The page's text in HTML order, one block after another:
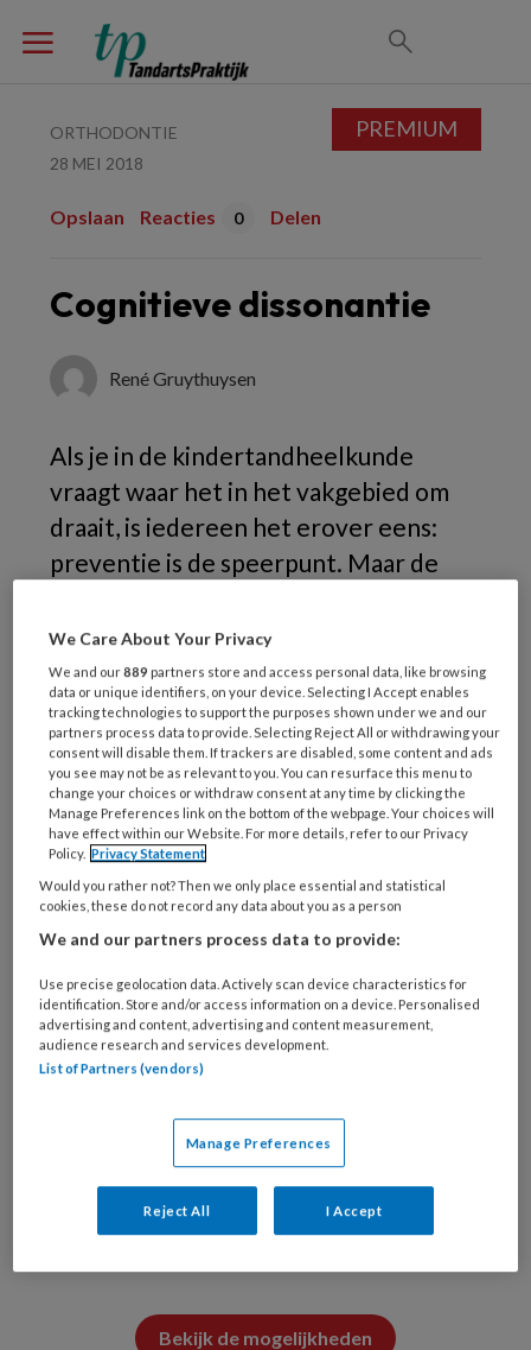
ORTHODONTIE
28 MEI 2018
Opslaan Reacties 0 Delen
Cognitieve dissonantie
René Gruythuysen
Als je in de kindertandheelkunde
vraagt waar het in het vakgebied om
draait, is iedereen het erover eens:
preventie is de speerpunt. Maar de
volgens Vektis in 2014 4891 keer de
prestatiecode A20 (algehele
anesthesie) gedeclareerd voor
kinderen tussen de 0 en 18 jaar. In dat
jaar waren de kosten per prestatie
voor A20 bij kinderen gemiddeld € 688
(exclusief de kosten voor de
mondzorg!). Dat komt neer op een
gemiddelde behandelduur van meer
dan anderhalf uur. Je vraagt je af hoe
dat kan als preventie het hoofddoel is.
Er zijn immers mogelijkheden te over
om narcosebehandeling te vermijden,
Bekijk de mogelijkheden
PREMIUM
We Care About Your Privacy
We and our889 partners store and access personal data, like browsing
data or unique identifiers, on your device. Selecting I Accept enables
tracking technologies to support the purposes shown under we and our
partners process data to provide. Selecting Reject All or withdrawing your
consent will disable them. If trackers are disabled, some content and ads
you see may not be as relevant to you. You can resurface this menu to
change your choices or withdraw consent at any time by clicking the
Manage Preferences link on the bottom of the webpage. Your choices will
have effect within our Website. For more details, refer to our Privacy
Policy. Privacy Statement
Would you rather not? Then we only place essential and statistical
cookies, these do not record any data about you as a person
We and our partners process data to provide:
Use precise geolocation data. Actively scan device characteristics for
identification. Store and/or access information on a device. Personalised
advertising and content, advertising and content measurement,
audience research and services development.
List of Partners (vendors)
Manage Preferences
Reject All I Accept